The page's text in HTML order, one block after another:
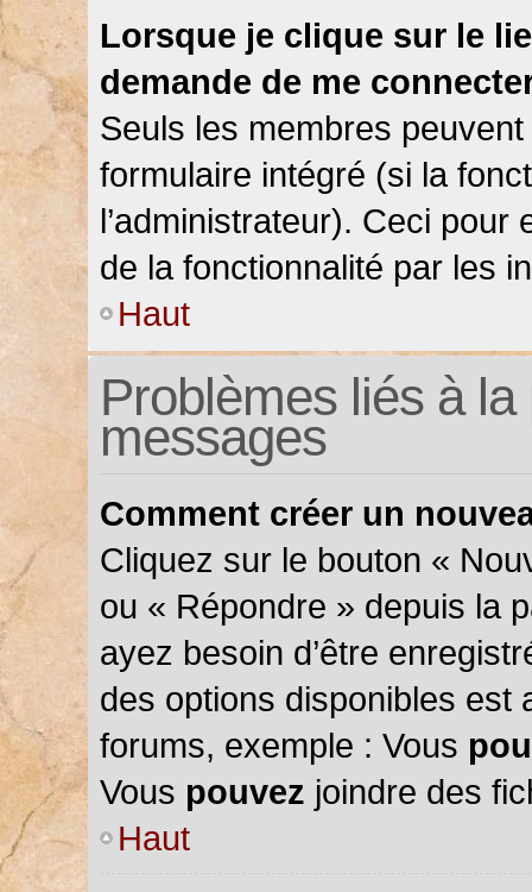
Lorsque je clique sur le
demande de me
Seuls les membres
formulaire intégré (si la
l’administrateur). Ceci pour
de la fonctionnalité par les
Haut
Problèmes liés à
messages
Comment créer un
Cliquez sur le bouton «
ou « Répondre » depuis la
ayez besoin d’être
des options disponibles est
forums, exemple : Vous
Vous pouvez joindre des
Haut